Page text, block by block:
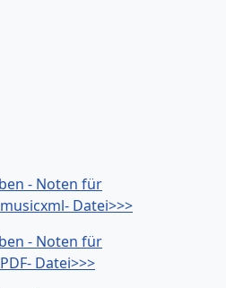
- Noten für
Datei>>>
- Noten für
Datei>>>